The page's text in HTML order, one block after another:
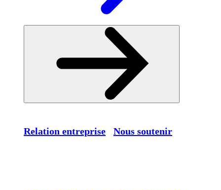
Relation entreprise Nous soutenir